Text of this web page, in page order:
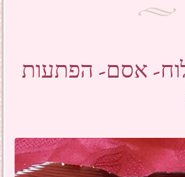
אסם- הפתעות